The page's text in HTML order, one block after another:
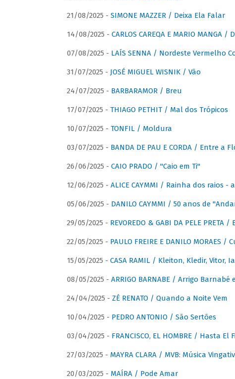
21/08/2025 - SIMONE MAZZER / Deixa Ela Falar
14/08/2025 - CARLOS CAREQA E MARIO MANGA /
07/08/2025 - LAÍS SENNA / Nordeste Vermelho
31/07/2025 - JOSÉ MIGUEL WISNIK / Vão
24/07/2025 - BARBARAMOR / Breu
17/07/2025 - THIAGO PETHIT / Mal dos Trópicos
10/07/2025 - TONFIL / Moldura
03/07/2025 - BANDA DE PAU E CORDA / Entre a
26/06/2025 - CAIO PRADO / "Caio em Ti"
12/06/2025 - ALICE CAYMMI / Rainha dos raios -
05/06/2025 - DANILO CAYMMI / 50 anos de
29/05/2025 - REVOREDO & GABI DA PELE
22/05/2025 - PAULO FREIRE E DANILO MORAES
15/05/2025 - CASA RAMIL / Kleiton, Kledir, Vitor,
08/05/2025 - ARRIGO BARNABE / Arrigo
24/04/2025 - ZÉ RENATO / Quando a Noite Vem
10/04/2025 - PEDRO ANTONIO / São Sertões
03/04/2025 - FRANCISCO, EL HOMBRE / Hasta El
27/03/2025 - MAYRA CLARA / MVB: Música
20/03/2025 - MAÍRA / Pode Amar